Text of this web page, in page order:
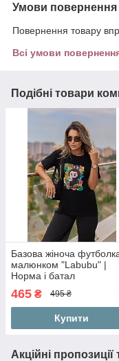
Умови повернення
Повернення товару
Всі умови
Подібні товари
Базова жіноча
малюнком "Labubu" |
Норма і батал
465 ₴ 495 ₴
Купити
Акційні